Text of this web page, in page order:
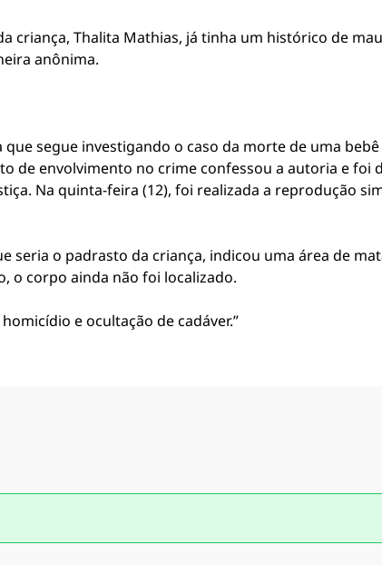
criança, Thalita Mathias, já tinha um histórico de
anônima.
que segue investigando o caso da morte de uma
de envolvimento no crime confessou a autoria e foi
Na quinta-feira (12), foi realizada a reprodução
seria o padrasto da criança, indicou uma área de
o corpo ainda não foi localizado.
e ocultação de cadáver.”